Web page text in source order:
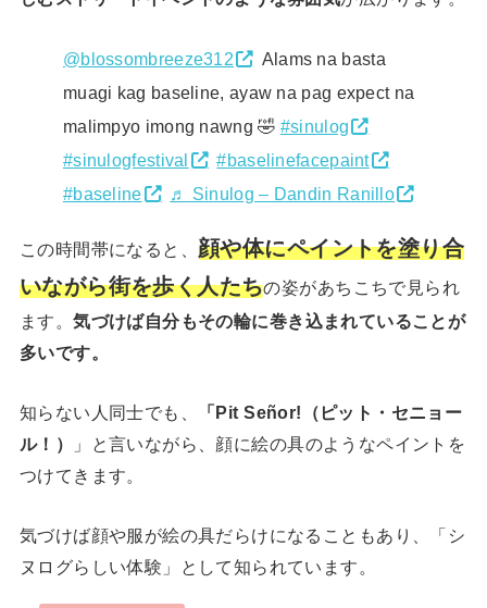
@blossombreeze312
Alams na basta
muagi kag baseline, ayaw na pag expect na
malimpyo imong nawng 🤣 #sinulog
#sinulogfestival
#baselinefacepaint
#baseline
♬ Sinulog – Dandin Ranillo
この時間帯になると、 顔や体にペイントを塗り合
いながら街を歩く人たちの姿があちこちで見られ
ます。気づけば自分もその輪に巻き込まれていることが
多いです。
知らない人同士でも、
「Pit Señor!（ピット・セニョー
ル！）
」と言いながら、顔に絵の具のようなペイントを
つけてきます。
気づけば顔や服が絵の具だらけになることもあり、「シ
ヌログらしい体験」として知られています。